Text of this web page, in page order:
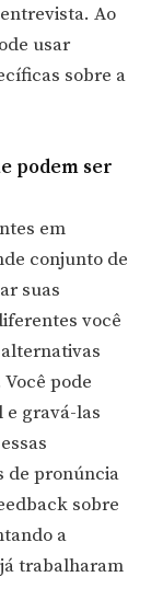
Ao
usar
sobre a
podem ser
em
conjunto de
suas
você
pode
e gravá-las
de pronúncia
sobre
a
trabalharam